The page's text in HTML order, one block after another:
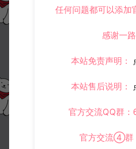
本站资源售价只是赞助，收取费
任何问题都可以添加
感谢一
本站免责声明：
本站售后说明：
官方交流QQ群
官方交流④群